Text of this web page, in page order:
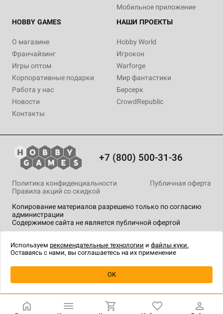
Уведомить о наличии
Мобильное приложение
HOBBY GAMES
О магазине
Франчайзинг
Игры оптом
Корпоративные подарки
Работа у нас
Новости
Контакты
НАШИ ПРОЕКТЫ
Hobby World
Игрокон
Warforge
Мир фантастики
Берсерк
CrowdRepublic
+7 (800) 500-31-36
Копирование материалов разрешено только по согласию
администрации
Содержимое сайта не является публичной офертой
Политика конфиденциальности
Публичная оферта
Правила акций со скидкой
технологии.
Используем рекомендательные технологии и файлы куки.
Оставаясь с нами, вы соглашаетесь на их применение
OK